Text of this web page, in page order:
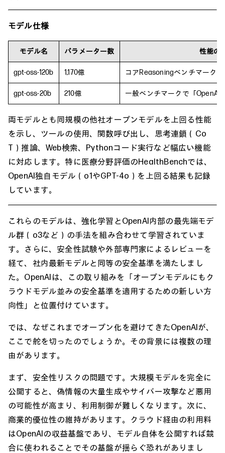
モデル仕様
モデル名 パラメーター数 性能の
gpt-oss-120b 1,170億 コアReasoningベンチマーク
gpt-oss-20b 210億 一般ベンチマークで「OpenAI
両モデルとも同規模の他社オープンモデルを上回る性能
を示し、ツールの使用、関数呼び出し、思考連鎖（Co
T）推論、Web検索、Pythonコード実行など幅広い機能
に対応します。特に医療分野評価のHealthBenchでは、
OpenAI独自モデル（o1やGPT-4o）を上回る結果も記録
しています。
これらのモデルは、強化学習とOpenAI内部の最先端モデ
ル群（o3など）の手法を組み合わせて学習されていま
す。さらに、安全性試験や外部専門家によるレビューを
経て、社内最新モデルと同等の安全基準を満たしまし
た。OpenAIは、この取り組みを「オープンモデルにもク
ラウドモデル並みの安全基準を適用するための新しい方
向性」と位置付けています。
では、なぜこれまでオープン化を避けてきたOpenAIが、
ここで舵を切ったのでしょうか。その背景には複数の理
由があります。
まず、安全性リスクの問題です。大規模モデルを完全に
公開すると、偽情報の大量生成やサイバー攻撃など悪用
の可能性が高まり、利用制御が難しくなります。次に、
商業的優位性の維持があります。クラウド経由の利用料
はOpenAIの収益基盤であり、モデル自体を公開すれば競
合に使われることでその基盤が揺らぐ恐れがありまし